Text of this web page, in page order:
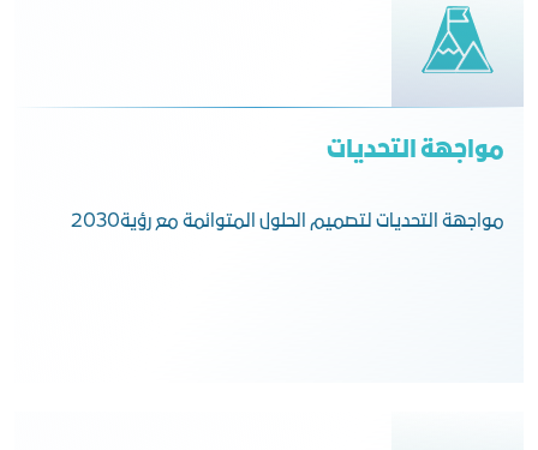
مواجهة التحديات
مواجهة التحديات لتصميم الحلول المتوائمة مع رؤية2030